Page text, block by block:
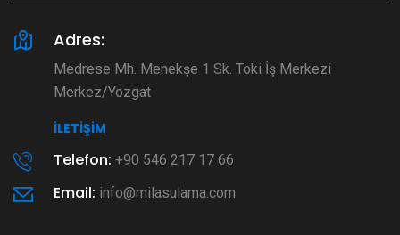
Adres:
Medrese Mh. Menekşe 1 Sk. Toki İş Merkezi
Merkez/Yozgat
İLETIŞIM
Telefon: +90 546 217 17 66
Email: info@milasulama.com